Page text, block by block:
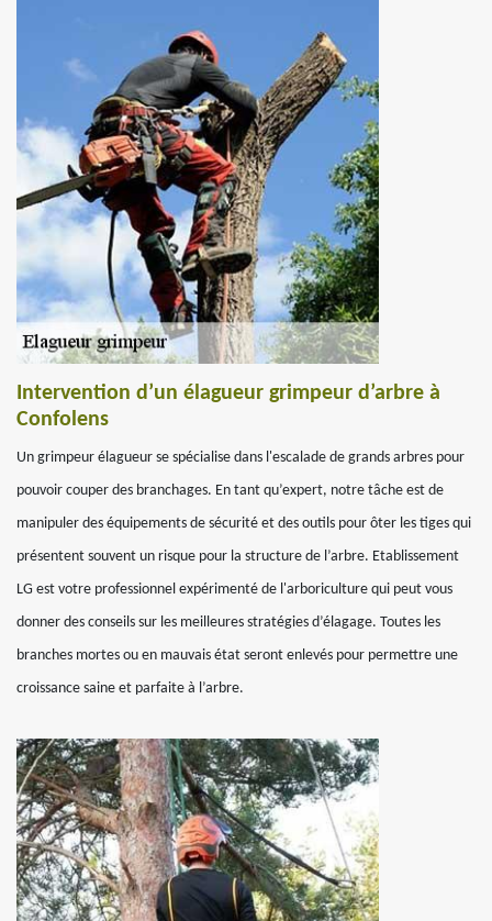
Intervention d’un élagueur grimpeur d’arbre à
Confolens
Un grimpeur élagueur se spécialise dans l'escalade de grands arbres pour
pouvoir couper des branchages. En tant qu’expert, notre tâche est de
manipuler des équipements de sécurité et des outils pour ôter les tiges qui
présentent souvent un risque pour la structure de l’arbre. Etablissement
LG est votre professionnel expérimenté de l'arboriculture qui peut vous
donner des conseils sur les meilleures stratégies d’élagage. Toutes les
branches mortes ou en mauvais état seront enlevés pour permettre une
croissance saine et parfaite à l’arbre.